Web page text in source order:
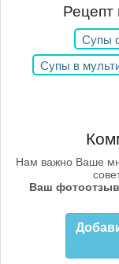
Рецепт
Супы
Супы в
Нам важно Ваше
Ваш фотоотзыв